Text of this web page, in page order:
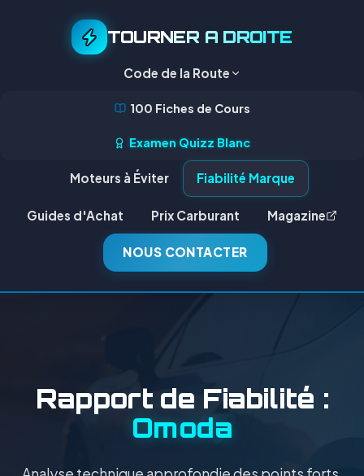
TOURNER A DROITE
Code de la Route
100 Fiches de Cours
Examen Quizz Blanc
Moteurs à Éviter Fiabilité Marque
Guides d'Achat Prix Carburant Magazine
NOUS CONTACTER
Rapport de Fiabilité :
Omoda